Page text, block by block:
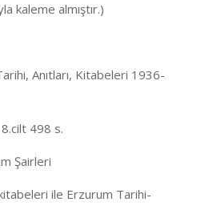
kaleme almıştır.)
Anıtları, Kitabeleri 1936-
498 s.
Şairleri
ile Erzurum Tarihi-